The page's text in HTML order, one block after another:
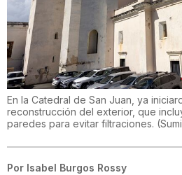
En la Catedral de San Juan, ya
reconstrucción del exterior, que
paredes para evitar filtraciones. (
Por Isabel Burgos Rossy